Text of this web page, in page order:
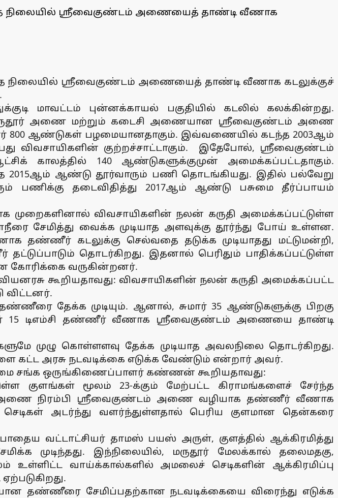
நிலையில் ஸ்ரீவைகுண்டம் அணையைத் தாண்டி வீணாக
நிலையில் ஸ்ரீவைகுண்டம் அணையைத் தாண்டி வீணாக கடலுக்குச்
மாவட்டம் புன்னக்காயல் பகுதியில் கடலில் கலக்கின்றது.
அணை மற்றும் கடைசி அணையான ஸ்ரீவைகுண்டம் அணை
800 ஆண்டுகள் பழமையானதாகும். இவ்வணையில் கடந்த 2003ஆம்
விவசாயிகளின் குற்றச்சாட்டாகும். இதேபோல், ஸ்ரீவைகுண்டம்
காலத்தில் 140 ஆண்டுகளுக்குமுன் அமைக்கப்பட்டதாகும்.
ஆண்டு தூர்வாரும் பணி தொடங்கியது. இதில் பல்வேறு
பணிக்கு தடைவிதித்து 2017ஆம் ஆண்டு பசுமை தீர்ப்பாயம்
விவசாயிகளின் நலன் கருதி அமைக்கப்பட்டுள்ள
சேமித்து வைக்க முடியாத அளவுக்கு தூர்ந்து போய் உள்ளன.
கடலுக்கு செல்வதை தடுக்க முடியாதது மட்டுமன்றி,
தொடர்கிறது. இதனால் பெரிதும் பாதிக்கப்பட்டுள்ள
கோரிக்கை வருகின்றனர்.
கூறியதாவது: விவசாயிகளின் நலன் கருதி அமைக்கப்பட்ட
விட்டனர்.
தண்ணீரை தேக்க முடியும். ஆனால், சுமார் 35 ஆண்டுகளுக்கு பிறகு
15 டிஎம்சி தண்ணீர் வீணாக ஸ்ரீவைகுண்டம் அணையை தாண்டி
முழு கொள்ளளவு தேக்க முடியாத அவலநிலை தொடர்கிறது.
கட்ட அரசு நடவடிக்கை எடுக்க வேண்டும் என்றார் அவர்.
சங்க ஒருங்கிணைப்பாளர் கண்ணன் கூறியதாவது:
குளங்கள் மூலம் 23-க்கும் மேற்பட்ட கிராமங்களைச் சேர்ந்த
அணை நிரம்பி ஸ்ரீவைகுண்டம் அணை வழியாக தண்ணீர் வீணாக
அடர்ந்து வளர்ந்துள்ளதால் பெரிய குளமான தென்கரை
வட்டாட்சியர் தாமஸ் பயஸ் அருள், குளத்தில் ஆக்கிரமித்து
முடிந்தது. இந்நிலையில், மருதூர் மேலக்கால் தலைமதகு,
வாய்க்கால்களில் அமலைச் செடிகளின் ஆக்கிரமிப்பு
தண்ணீரை சேமிப்பதற்கான நடவடிக்கையை விரைந்து எடுக்க